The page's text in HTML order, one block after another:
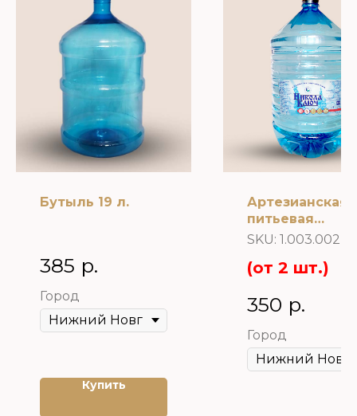
Бутыль 19 л.
385 р.
Город
Купить
Артезианская
питьевая
природная
л. одноразовая
SKU: 1.003.002
(от 2 шт.)
350 р.
Город